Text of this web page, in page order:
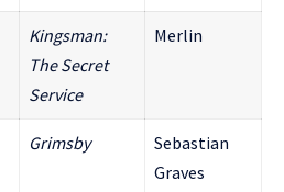
Kingsman:
The Secret
Service
Merlin
Grimsby
Sebastian
Graves